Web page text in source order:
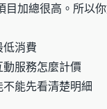
目加總很高。所以
低消費
動服務怎麼計價
不能先看清楚明細